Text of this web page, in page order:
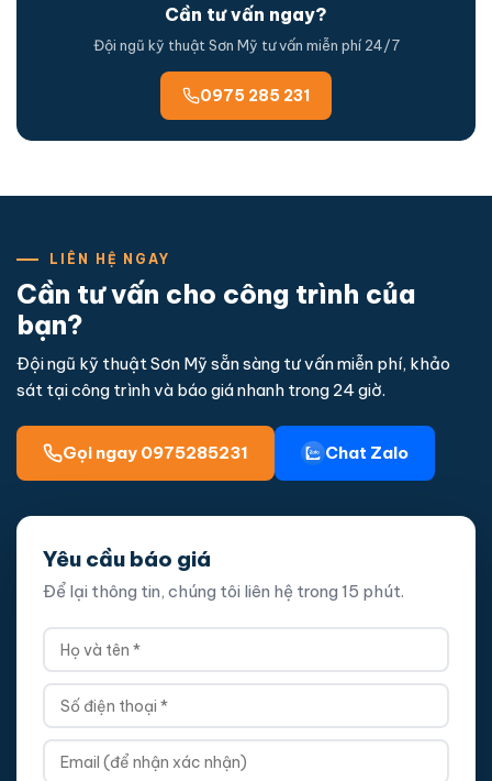
Cần tư vấn ngay?
Đội ngũ kỹ thuật Sơn Mỹ tư vấn miễn phí 24/7
0975 285 231
LIÊN HỆ NGAY
Cần tư vấn cho công trình của
bạn?
Đội ngũ kỹ thuật Sơn Mỹ sẵn sàng tư vấn miễn phí, khảo
sát tại công trình và báo giá nhanh trong 24 giờ.
Gọi ngay 0975285231 Chat Zalo
Yêu cầu báo giá
Để lại thông tin, chúng tôi liên hệ trong 15 phút.